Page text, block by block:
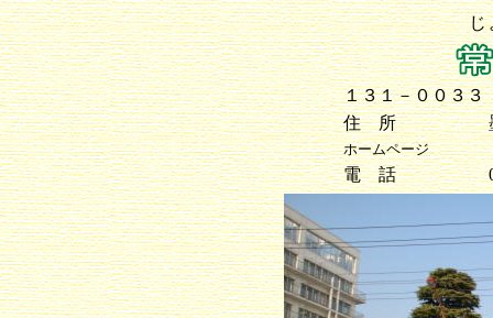
１３１－００３３
住 所
ホームページ
電 話